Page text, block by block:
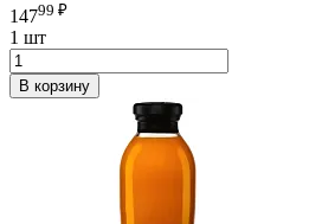
14799 ₽
1 шт
В корзину